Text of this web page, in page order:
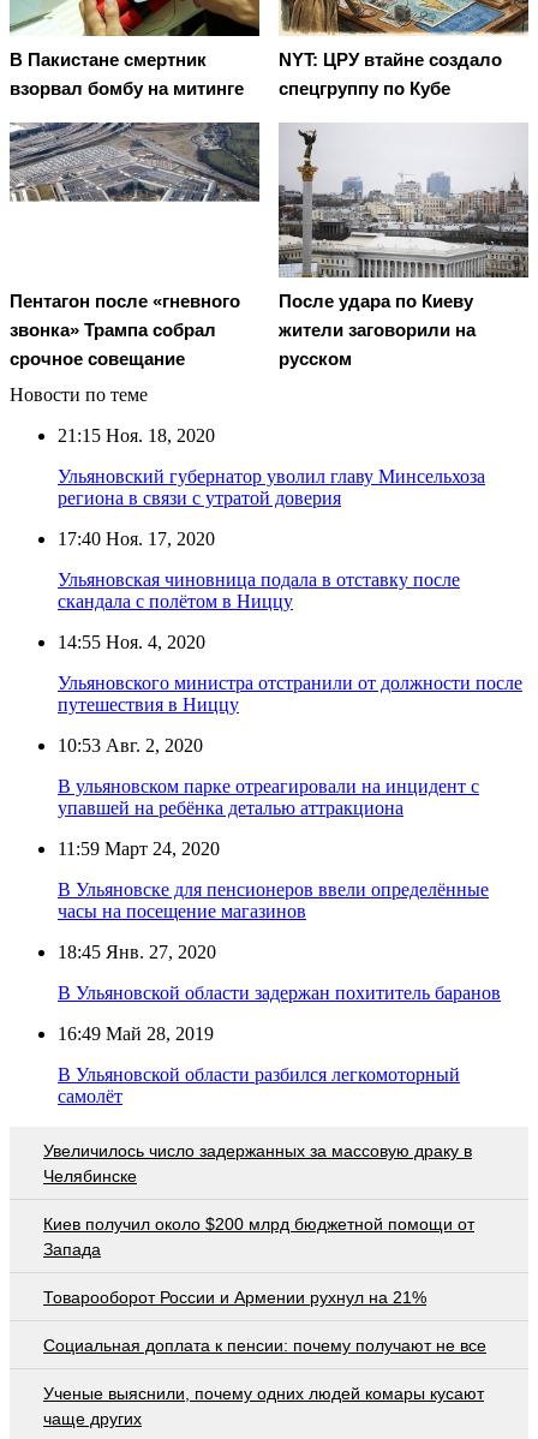
В Пакистане смертник
взорвал бомбу на митинге
NYT: ЦРУ втайне создало
спецгруппу по Кубе
Пентагон после «гневного
звонка» Трампа собрал
срочное совещание
После удара по Киеву
жители заговорили на
русском
Новости по теме
21:15 Ноя. 18, 2020
Ульяновский губернатор уволил главу Минсельхоза
региона в связи с утратой доверия
17:40 Ноя. 17, 2020
Ульяновская чиновница подала в отставку после
скандала с полётом в Ниццу
14:55 Ноя. 4, 2020
Ульяновского министра отстранили от должности после
путешествия в Ниццу
10:53 Авг. 2, 2020
В ульяновском парке отреагировали на инцидент с
упавшей на ребёнка деталью аттракциона
11:59 Март 24, 2020
В Ульяновске для пенсионеров ввели определённые
часы на посещение магазинов
18:45 Янв. 27, 2020
В Ульяновской области задержан похититель баранов
16:49 Май 28, 2019
В Ульяновской области разбился легкомоторный
самолёт
Увеличилось число задержанных за массовую драку в
Челябинске
Киев получил около $200 млрд бюджетной помощи от
Запада
Товарооборот России и Армении рухнул на 21%
Социальная доплата к пенсии: почему получают не все
Ученые выяснили, почему одних людей комары кусают
чаще других